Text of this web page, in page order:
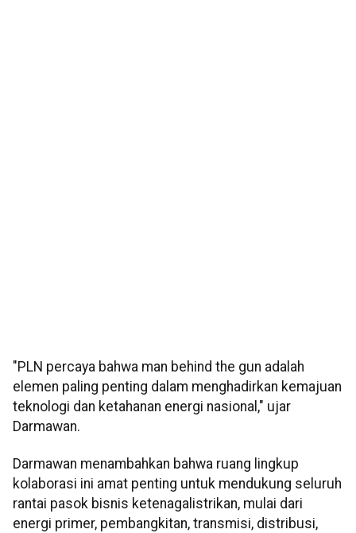
"PLN percaya bahwa man behind the gun adalah
elemen paling penting dalam menghadirkan kemajuan
teknologi dan ketahanan energi nasional," ujar
Darmawan.
Darmawan menambahkan bahwa ruang lingkup
kolaborasi ini amat penting untuk mendukung seluruh
rantai pasok bisnis ketenagalistrikan, mulai dari
energi primer, pembangkitan, transmisi, distribusi,